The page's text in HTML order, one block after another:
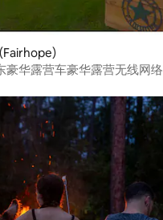
豪华露营车豪华露营无线网络